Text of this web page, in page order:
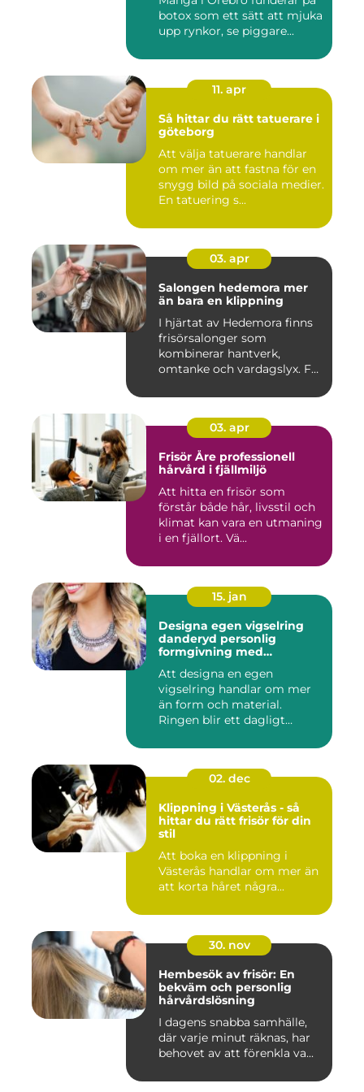
botox som ett sätt att mjuka
upp rynkor, se piggare...
11. apr
Så hittar du rätt tatuerare i
göteborg
Att välja tatuerare handlar
om mer än att fastna för en
snygg bild på sociala medier.
En tatuering s...
03. apr
Salongen hedemora mer
än bara en klippning
I hjärtat av Hedemora finns
frisörsalonger som
kombinerar hantverk,
omtanke och vardagslyx. För
03. apr
Frisör Åre professionell
hårvård i fjällmiljö
Att hitta en frisör som
förstår både hår, livsstil och
klimat kan vara en utmaning
i en fjällort. Vä...
15. jan
Designa egen vigselring
danderyd personlig
formgivning med
Att designa en egen
vigselring handlar om mer
än form och material.
Ringen blir ett dagligt
02. dec
Klippning i Västerås - så
hittar du rätt frisör för din
stil
Att boka en klippning i
Västerås handlar om mer än
att korta håret några...
30. nov
Hembesök av frisör: En
bekväm och personlig
hårvårdslösning
I dagens snabba samhälle,
där varje minut räknas, har
behovet av att förenkla va...